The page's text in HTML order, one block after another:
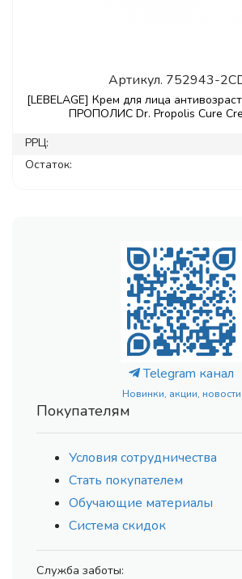
Артикул. 752943-
[LEBELAGE] Крем для лица
ПРОПОЛИС Dr. Propolis Cure
РРЦ:
Остаток:
Telegram канал
Новинки, акции, новости
Покупателям
Условия сотрудничества
Стать покупателем
Обучающие материалы
Система скидок
Служба заботы: